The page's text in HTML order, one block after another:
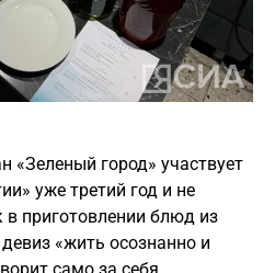
«Зеленый город» участвует
уже третий год и не
приготовлении блюд из
«жить осознанно и